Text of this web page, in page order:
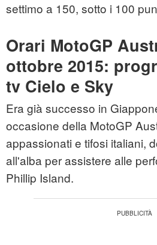
settimo a 150, sotto i 100
Orari MotoGP
ottobre 2015:
tv Cielo e Sky
Era già successo in
occasione della MotoGP
appassionati e tifosi italiani,
all'alba per assistere alle
Phillip Island.